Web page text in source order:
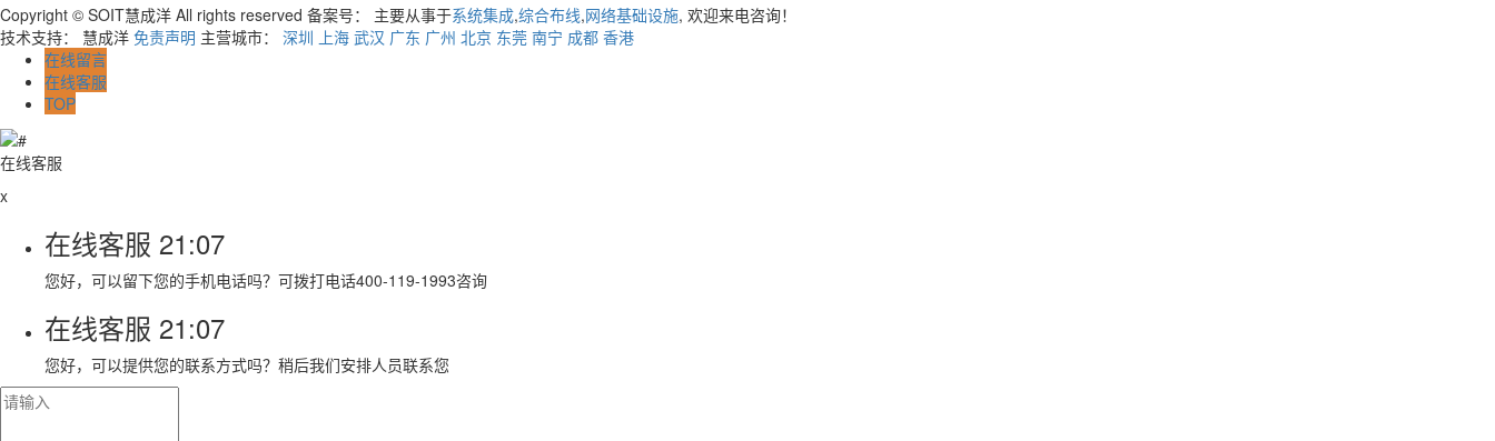
Copyright © SOIT慧成洋 All rights reserved 备案号：
主要从事于系统集成,综合布线,网络基础设施, 欢迎来电咨询！
技术支持： 慧成洋 免责声明 主营城市： 深圳 上海 武汉 广东 广州 北京 东莞 南宁 成都 香港
在线留言
在线客服
TOP
在线客服
x
在线客服 21:07
您好，可以留下您的手机电话吗？可拨打电话400-119-1993咨询
在线客服 21:07
您好，可以提供您的联系方式吗？稍后我们安排人员联系您